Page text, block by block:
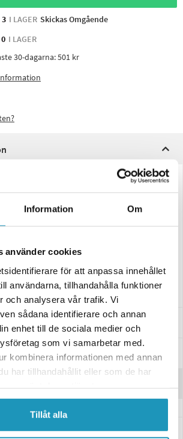
Information Om
använder cookies
för att anpassa innehållet
användarna, tillhandahålla funktioner
och analysera vår trafik. Vi
sådana identifierare och annan
enhet till de sociala medier och
som vi samarbetar med.
kombinera informationen med annan
har tillhandahållit eller som de har
Tillåt alla
3 I LAGER Skickas Omgående
0 I LAGER
30-dagarna:501 kr
reflex och skyltbelysning.
vänster, triangelreflex, skyltbelysning,